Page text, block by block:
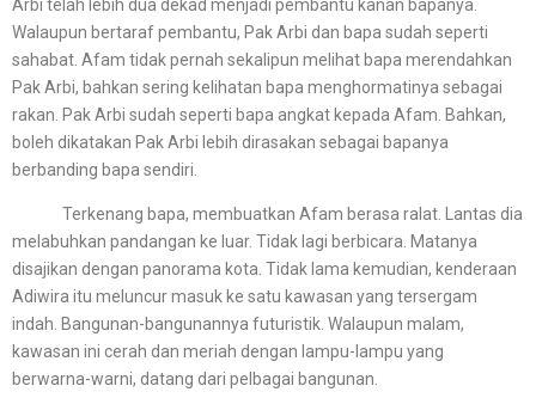
Arbi telah lebih dua dekad menjadi pembantu kanan bapanya.
Walaupun bertaraf pembantu, Pak Arbi dan bapa sudah seperti
sahabat. Afam tidak pernah sekalipun melihat bapa merendahkan
Pak Arbi, bahkan sering kelihatan bapa menghormatinya sebagai
rakan. Pak Arbi sudah seperti bapa angkat kepada Afam. Bahkan,
boleh dikatakan Pak Arbi lebih dirasakan sebagai bapanya
berbanding bapa sendiri.
Terkenang bapa, membuatkan Afam berasa ralat. Lantas dia
melabuhkan pandangan ke luar. Tidak lagi berbicara. Matanya
disajikan dengan panorama kota. Tidak lama kemudian, kenderaan
Adiwira itu meluncur masuk ke satu kawasan yang tersergam
indah. Bangunan-bangunannya futuristik. Walaupun malam,
kawasan ini cerah dan meriah dengan lampu-lampu yang
berwarna-warni, datang dari pelbagai bangunan.